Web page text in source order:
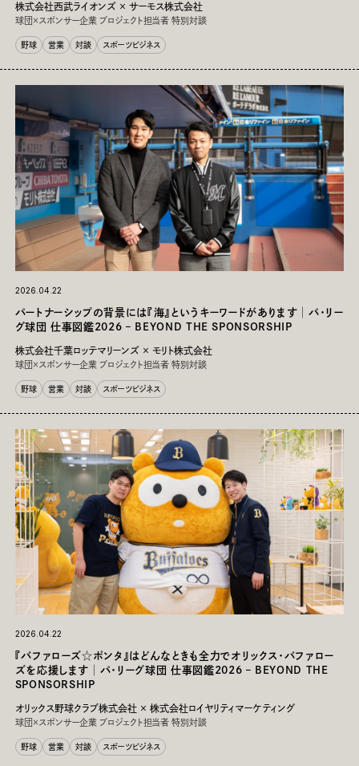
株式会社西武ライオンズ × サーモス株式会社
球団×スポンサー企業 プロジェクト担当者 特別対談
野球 営業 対談 スポーツビジネス
2026.04.22
パートナーシップの背景には『海』というキーワードがあります│パ・リー
グ球団 仕事図鑑2026 – BEYOND THE SPONSORSHIP
株式会社千葉ロッテマリーンズ × モリト株式会社
球団×スポンサー企業 プロジェクト担当者 特別対談
野球 営業 対談 スポーツビジネス
2026.04.22
『バファローズ☆ポンタ』はどんなときも全力でオリックス・バファロー
ズを応援します│パ・リーグ球団 仕事図鑑2026 – BEYOND THE
SPONSORSHIP
オリックス野球クラブ株式会社 × 株式会社ロイヤリティマーケティング
球団×スポンサー企業 プロジェクト担当者 特別対談
野球 営業 対談 スポーツビジネス